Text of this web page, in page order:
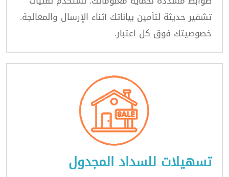
تشفير حديثة لتأمين بياناتك أثناء الإرسال والمعالجة.
خصوصيتك فوق كل اعتبار.
تسهيلات للسداد المجدول